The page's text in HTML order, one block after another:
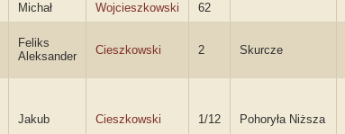
Michał Wojcieszkowski 62
Feliks
Aleksander
Cieszkowski 2 Skurcze
Jakub Cieszkowski 1/12 Pohoryła Niższa